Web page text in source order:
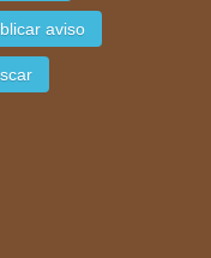
aviso